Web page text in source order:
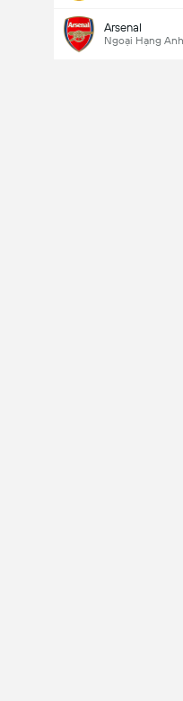
Arsenal
Ngoại Hạng Anh